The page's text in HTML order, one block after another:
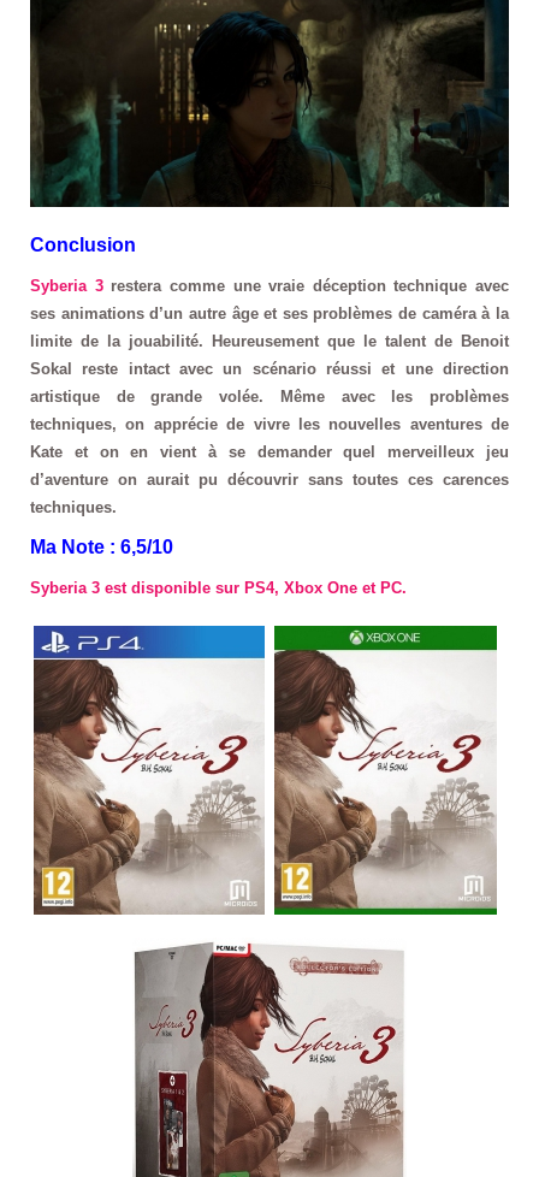
Conclusion
Syberia 3restera comme une vraie déception technique avec
ses animations d’un autre âge et ses problèmes de caméra à la
limite de la jouabilité. Heureusement que le talent de Benoit
Sokal reste intact avec un scénario réussi et une direction
artistique de grande volée. Même avec les problèmes
techniques, on apprécie de vivre les nouvelles aventures de
Kate et on en vient à se demander quel merveilleux jeu
d’aventure on aurait pu découvrir sans toutes ces carences
techniques.
Ma Note : 6,5/10
Syberia 3 est disponible sur PS4, Xbox One et PC.